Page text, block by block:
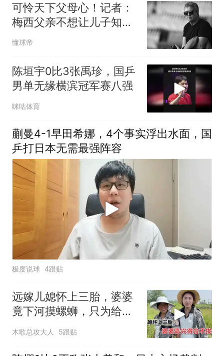
可怜天下父母心！记者：
梅西父亲不想让儿子知道
自己病情恶化
懂球帝
陈垣宇0比3张禹珍，国乒
男单无缘横滨冠军赛八强
咪咕体育
蒯曼4-1早田希娜，4个事实浮出水面，国
乒打日本无需最强阵容
极度说球 4跟贴
远嫁儿媳怀上三胎，婆婆
竟下河摸螺蛳，只为给她
解馋
木歌总攻大人 5跟贴